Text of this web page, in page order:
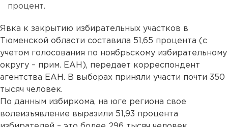
процент.
Явка к закрытию избирательных участков в
Тюменской области составила 51,65 процента (с
учетом голосования по ноябрьскому избирательному
округу – прим. ЕАН), передает корреспондент
агентства ЕАН. В выборах приняли участи почти 350
тысяч человек.
По данным избиркома, на юге региона свое
волеизъявление выразили 51,93 процента